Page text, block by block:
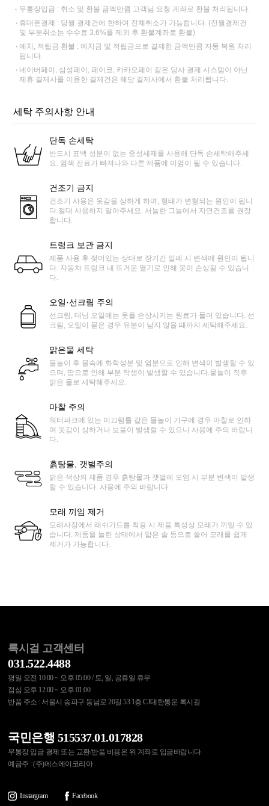
무통장입금 : 취소 및 환불 금액만큼 고객님 요청 계좌로 환불 처리됩니다.
휴대폰결제 : 당월 결제건에 한하여 전체취소가 가능합니다. (전월결제건
및 부분취소는 수수료 3.6%를 제외 후 환불계좌로 환불)
예치, 적립금 환불 : 예치금 및 적립금으로 결제한 금액만큼 자동 복원 처리
됩니다.
네이버페이, 삼성페이, 페이코, 카카오페이 같은 당사 결제 시스템이 아닌
제휴 결제사를 이용한 결제건은 해당 결제사에서 환불 처리됩니다.
세탁 주의사항 안내
단독 손세탁
반드시 표백 성분이 없는 중성세제를 사용해 단독 손세탁해주세
요. 염색 잔료가 빠져나와 다른 제품에 이염이 될 수 있습니다.
건조기 금지
건조기 사용은 옷감을 상하게 하며, 형태가 변형되는 원인이 됩니
다.절대 사용하지 말아주세요. 서늘한 그늘에서 자연건조를 권장
합니다.
트렁크 보관 금지
제품 사용 후 젖어있는 상태로 장기간 밀폐 시 변색에 원인이 됩니
다. 자동차 트렁크 내 뜨거운 열기로 인해 옷이 손상될 수 있습니
다.
오일·선크림 주의
선크림, 태닝 오일에는 옷을 손상시키는 원료가 들어 있습니다. 선
크림, 오일이 묻은 경우 유분이 남지 않을 때까지 세탁해주세요.
맑은물 세탁
물놀이 후 물속에 화학성분 및 염분으로 인해 변색이 발생할 수 있
으며, 땀으로 인해 부분 탁생이 발생할 수 있습니다.물놀이 직후
맑은 물로 세탁해주세요.
마찰 주의
워터파크에 있는 미끄럼틀 같은 물놀이 기구에 경우 마찰로 인하
여 옷감이 상하거나 보풀이 발생할 수 있으니 사용에 주의 바랍니
다.
흙탕물, 갯벌주의
밝은 색상의 제품 경우 흙탕물과 갯벌에 오염 시 부분 변색이 발생
할 수 있습니다. 사용에 주의 바랍니다.
모래 끼임 제거
모래사장에서 래쉬가드를 착용 시 제품 특성상 모래가 끼일 수 있
습니다. 제품을 늘린 상태에서 얇은 솔 등으로 쓸어 모래를 쉽게
제거가 가능합니다.
록시걸 고객센터
031.522.4488
평일 오전 10:00 ~ 오후 05:00 / 토, 일, 공휴일 휴무
점심 오후 12:00 ~ 오후 01:00
반품 주소 : 서울시 송파구 동남로 20길 53 1층 CJ대한통운 록시걸
국민은행 515537.01.017828
무통장 입금 결제 또는 교환/반품 비용은 위 계좌로 입금바랍니다.
예금주 : (주)에스에이코리아
Instargram Facebook